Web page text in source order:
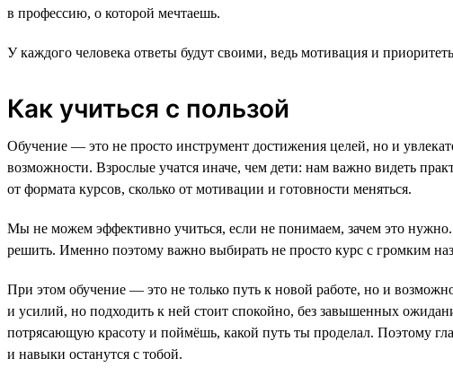
в профессию, о которой мечтаешь.
У каждого человека ответы будут своими, ведь мотивация и
Как учиться с пользой
Обучение — это не просто инструмент достижения целей, но и
возможности. Взрослые учатся иначе, чем дети: нам важно видеть
от формата курсов, сколько от мотивации и готовности меняться.
Мы не можем эффективно учиться, если не понимаем, зачем это нужно.
решить. Именно поэтому важно выбирать не просто курс с громким
При этом обучение — это не только путь к новой работе, но и
и усилий, но подходить к ней стоит спокойно, без завышенных
потрясающую красоту и поймёшь, какой путь ты проделал. Поэтому
и навыки останутся с тобой.